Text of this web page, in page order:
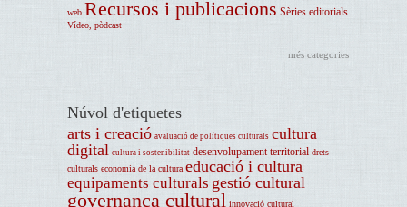
web Recursos i publicacions Sèries editorials
Vídeo, pòdcast
més categories
Núvol d'etiquetes
arts i creació avaluació de polítiques culturals cultura
digital cultura i sostenibilitat desenvolupament territorial drets
culturals economia de la cultura educació i cultura
equipaments culturals gestió cultural
governança cultural innovació cultural